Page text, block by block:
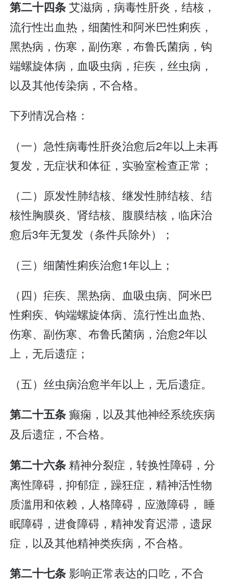
第二十四条艾滋病，病毒性肝炎，结核，
流行性出血热，细菌性和阿米巴性痢疾，
黑热病，伤寒，副伤寒，布鲁氏菌病，钩
端螺旋体病，血吸虫病，疟疾，丝虫病，
以及其他传染病，不合格。
下列情况合格：
（一）急性病毒性肝炎治愈后2年以上未再
复发，无症状和体征，实验室检查正常；
（二）原发性肺结核、继发性肺结核、结
核性胸膜炎、肾结核、腹膜结核，临床治
愈后3年无复发（条件兵除外）；
（三）细菌性痢疾治愈1年以上；
（四）疟疾、黑热病、血吸虫病、阿米巴
性痢疾、钩端螺旋体病、流行性出血热、
伤寒、副伤寒、布鲁氏菌病，治愈2年以
上，无后遗症；
（五）丝虫病治愈半年以上，无后遗症。
第二十五条癫痫，以及其他神经系统疾病
及后遗症，不合格。
第二十六条精神分裂症，转换性障碍，分
离性障碍，抑郁症，躁狂症，精神活性物
质滥用和依赖，人格障碍，应激障碍， 睡
眠障碍，进食障碍，精神发育迟滞，遗尿
症，以及其他精神类疾病，不合格。
第二十七条影响正常表达的口吃，不合